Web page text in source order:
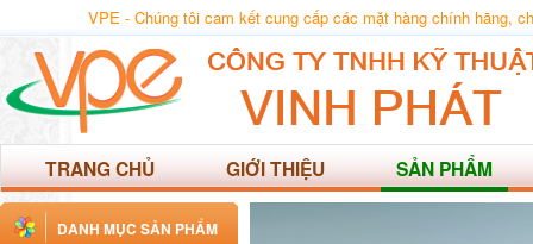
VPE - Chúng tôi cam kết cung cấp các mặt hàng chính hãng,
TRANG CHỦ GIỚI THIỆU SẢN PHẨM
DANH MỤC SẢN PHẨM